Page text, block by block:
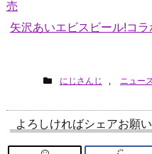
売
矢沢あいエビスビール!コ
にじさんじ , ニュー
よろしければシェアお願